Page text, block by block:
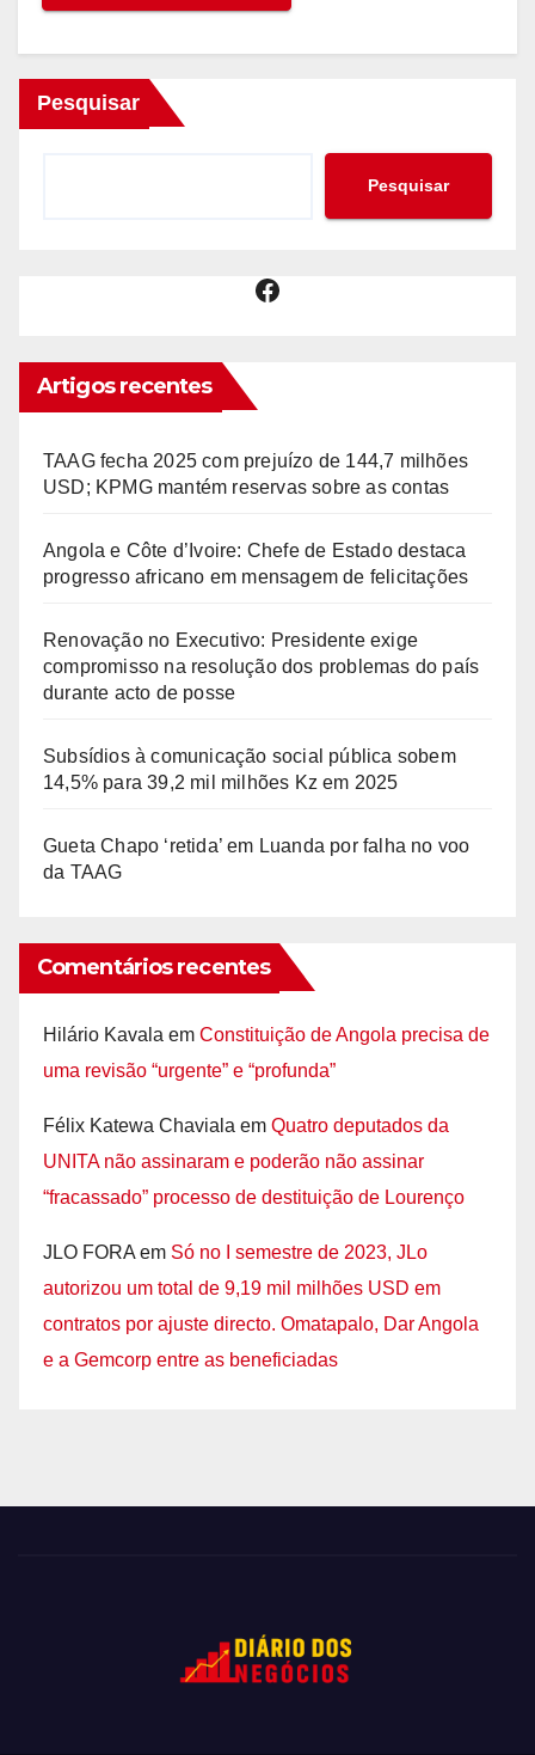
Pesquisar
Pesquisar
Facebook
Artigos recentes
TAAG fecha 2025 com prejuízo de 144,7 milhões
USD; KPMG mantém reservas sobre as contas
Angola e Côte d’Ivoire: Chefe de Estado destaca
progresso africano em mensagem de felicitações
Renovação no Executivo: Presidente exige
compromisso na resolução dos problemas do país
durante acto de posse
Subsídios à comunicação social pública sobem
14,5% para 39,2 mil milhões Kz em 2025
Gueta Chapo ‘retida’ em Luanda por falha no voo
da TAAG
Comentários recentes
Hilário Kavala em Constituição de Angola precisa de
uma revisão “urgente” e “profunda”
Félix Katewa Chaviala em Quatro deputados da
UNITA não assinaram e poderão não assinar
“fracassado” processo de destituição de Lourenço
JLO FORA em Só no I semestre de 2023, JLo
autorizou um total de 9,19 mil milhões USD em
contratos por ajuste directo. Omatapalo, Dar Angola
e a Gemcorp entre as beneficiadas